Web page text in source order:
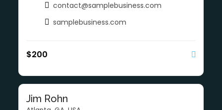
contact@samplebusiness.com
samplebusiness.com
$200
Jim Rohn